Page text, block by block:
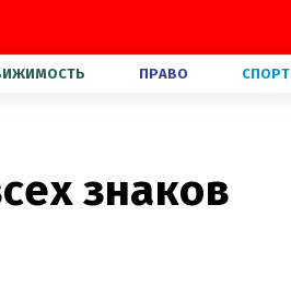
ПРАВО СПОРТ
знаков